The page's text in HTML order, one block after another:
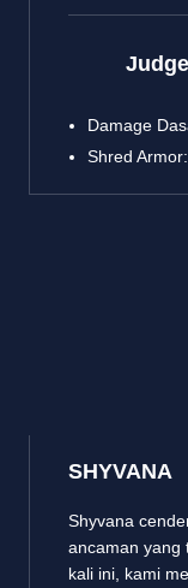
Damage
Shred
SHYVANA
Shyvana
ancaman yang
kali ini, kami